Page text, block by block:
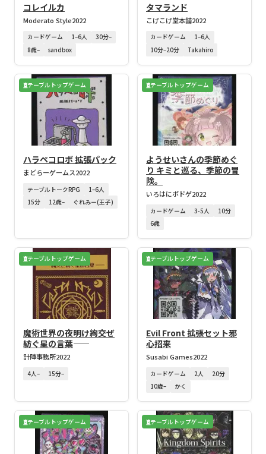
コレイルカ
Moderato Style2022
カードゲーム 1–6人
30分–
8歳–
sandbox
タマランド
こげこげ堂本舗2022
カードゲーム
1‒6人
10分‒20分
Takahiro
テーブルトップゲーム
ハラペコロボ 拡張パック
まどらーゲームス2022
テーブルトークRPG
1–6人
15分
12歳– ぐれみー(王子)
テーブルトップゲーム
ようせいさんの季節めぐ
り キミと巡る、季節の冒
険。
いろはにボドゲ2022
カードゲーム 3-5人
10分
6歳
テーブルトップゲーム
魔術世界の夜明け絢交ぜ
紡ぐ星の言葉――
計陣事務所2022
4人– 15分–
テーブルトップゲーム
Evil Front 拡張セット邪
心招来
Susabi Games2022
カードゲーム 2人
20分
10歳–
かく
テーブルトップゲーム テーブルトップゲーム